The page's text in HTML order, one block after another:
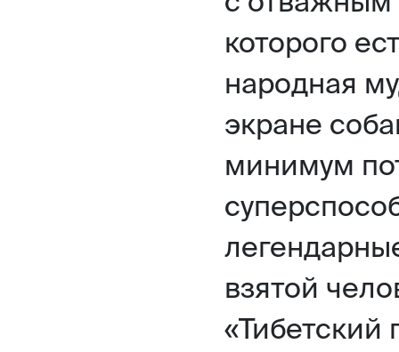
которого
народная
экране
минимум
взятой
«Тибетский